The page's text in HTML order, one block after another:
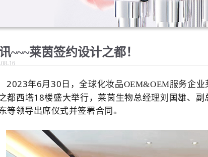
~~~莱茵签约设计之都！
16
2023年6月30 日，全球化妆品OEM&OEM服务企业
都西塔18楼盛大举行， 莱茵生物总经理刘国雄、
等领导出席仪式并签署合同。